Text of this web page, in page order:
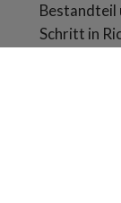
Bestandteil
Schritt in